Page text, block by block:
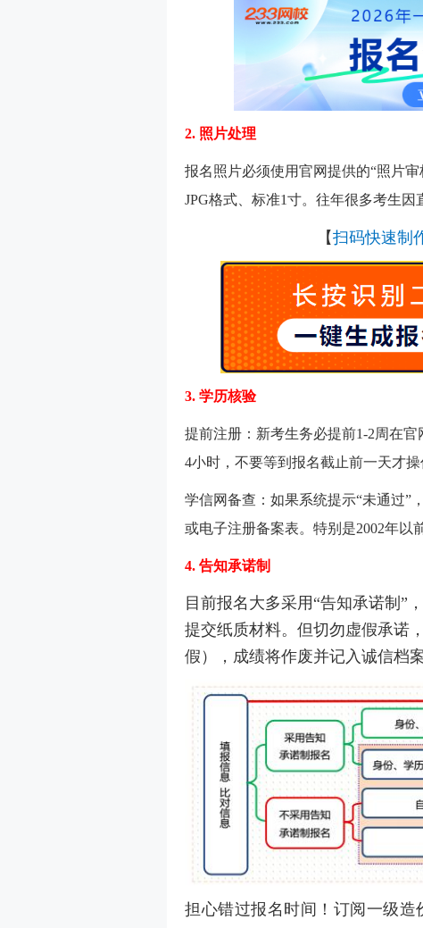
2. 照片处理
报名照片必须使用官网提供的“照片
JPG格式、标准1寸。往年很多考生因
【扫码快速制
3. 学历核验
提前注册：新考生务必提前1-2周在
4小时，不要等到报名截止前一天才
学信网备查：如果系统提示“未通过”
或电子注册备案表。特别是2002年以
4. 告知承诺制
目前报名大多采用“告知承诺制”
提交纸质材料。但切勿虚假承诺
假），成绩将作废并记入诚信档案
担心错过报名时间！订阅一级